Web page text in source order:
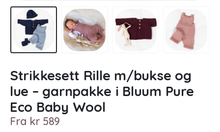
Strikkesett Rille m/bukse og
lue – garnpakke i Bluum Pure
Eco Baby Wool
Fra kr 589